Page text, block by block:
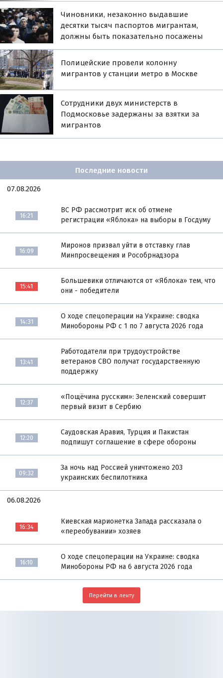
Чиновники, незаконно выдавшие
десятки тысяч паспортов мигрантам,
должны быть показательно посажены
Полицейские провели колонну
мигрантов у станции метро в Москве
Сотрудники двух министерств в
Подмосковье задержаны за взятки за
мигрантов
Последние новости
07.08.2026
16:21
ВС РФ рассмотрит иск об отмене
регистрации «Яблока» на выборы в Госдуму
16:09
Миронов призвал уйти в отставку глав
Минпросвещения и Рособрнадзора
15:41
Большевики отличаются от «Яблока» тем, что
они - победители
14:31
О ходе спецоперации на Украине: сводка
Минобороны РФ с 1 по 7 августа 2026 года
13:41
Работодатели при трудоустройстве
ветеранов СВО получат государственную
поддержку
12:37
«Пощёчина русским»: Зеленский совершит
первый визит в Сербию
12:20
Саудовская Аравия, Турция и Пакистан
подпишут соглашение в сфере обороны
09:32
За ночь над Россией уничтожено 203
украинских беспилотника
06.08.2026
16:34
Киевская марионетка Запада рассказала о
«переобувании» хозяев
16:10
О ходе спецоперации на Украине: сводка
Минобороны РФ на 6 августа 2026 года
Перейти в ленту